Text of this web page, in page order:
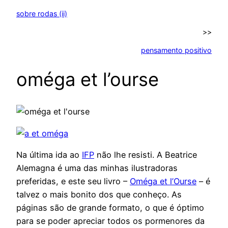
sobre rodas (ii)
>>
pensamento positivo
oméga et l’ourse
Na última ida ao IFP não lhe resisti. A Beatrice
Alemagna é uma das minhas ilustradoras
preferidas, e este seu livro – Oméga et l’Ourse – é
talvez o mais bonito dos que conheço. As
páginas são de grande formato, o que é óptimo
para se poder apreciar todos os pormenores da